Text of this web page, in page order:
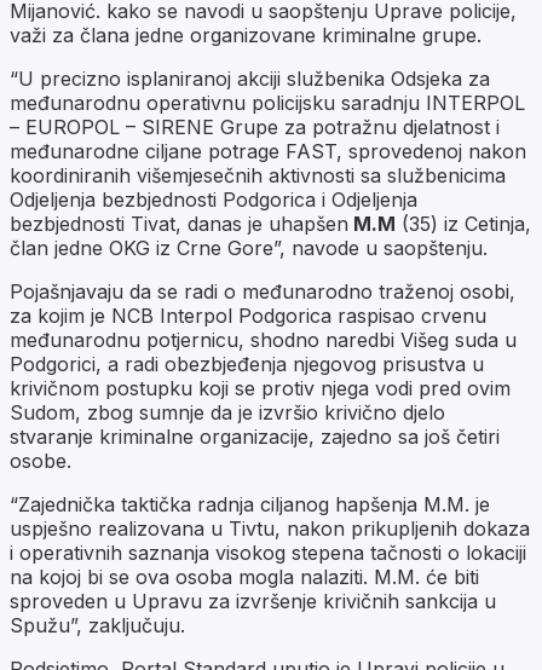
Mijanović. kako se navodi u saopštenju Uprave policije,
važi za člana jedne organizovane kriminalne grupe.
“U precizno isplaniranoj akciji službenika Odsjeka za
međunarodnu operativnu policijsku saradnju INTERPOL
– EUROPOL – SIRENE Grupe za potražnu djelatnost i
međunarodne ciljane potrage FAST, sprovedenoj nakon
koordiniranih višemjesečnih aktivnosti sa službenicima
Odjeljenja bezbjednosti Podgorica i Odjeljenja
bezbjednosti Tivat, danas je uhapšen M.M (35) iz Cetinja,
član jedne OKG iz Crne Gore”, navode u saopštenju.
Pojašnjavaju da se radi o međunarodno traženoj osobi,
za kojim je NCB Interpol Podgorica raspisao crvenu
međunarodnu potjernicu, shodno naredbi Višeg suda u
Podgorici, a radi obezbjeđenja njegovog prisustva u
krivičnom postupku koji se protiv njega vodi pred ovim
Sudom, zbog sumnje da je izvršio krivično djelo
stvaranje kriminalne organizacije, zajedno sa još četiri
osobe.
“Zajednička taktička radnja ciljanog hapšenja M.M. je
uspješno realizovana u Tivtu, nakon prikupljenih dokaza
i operativnih saznanja visokog stepena tačnosti o lokaciji
na kojoj bi se ova osoba mogla nalaziti. M.M. će biti
sproveden u Upravu za izvršenje krivičnih sankcija u
Spužu”, zaključuju.